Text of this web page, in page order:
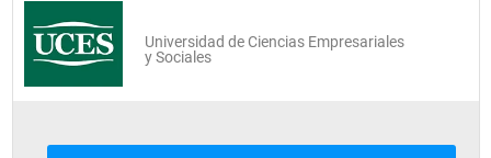
Universidad de Ciencias Empresariales
y Sociales